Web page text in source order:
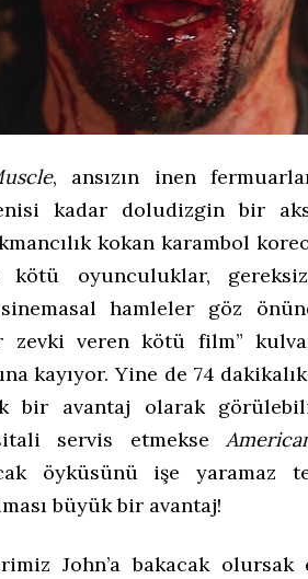
, ansızın inen
kadar doludizgin bir
kokan karambol
kötü oyunculuklar,
hamleler göz
zevki veren kötü film”
kayıyor. Yine de 74
bir avantaj olarak
servis etmekse
öyküsünü işe yaramaz
büyük bir avantaj!
John’a bakacak olursak